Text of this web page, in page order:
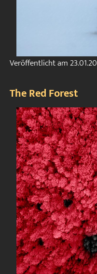
Veröffentlicht am
The Red Forest